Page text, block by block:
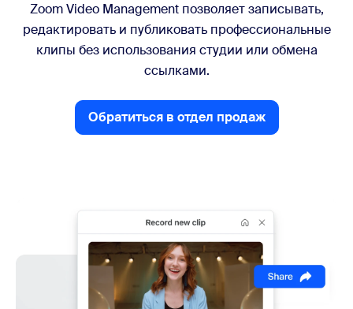
Zoom Video Management позволяет записывать,
редактировать и публиковать профессиональные
клипы без использования студии или обмена
ссылками.
Обратиться в отдел продаж
Обратиться в отдел продаж